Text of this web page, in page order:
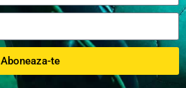
Aboneaza-te